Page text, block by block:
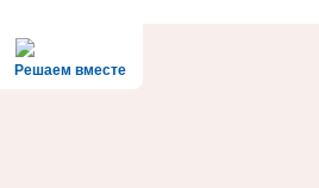
Решаем вместе